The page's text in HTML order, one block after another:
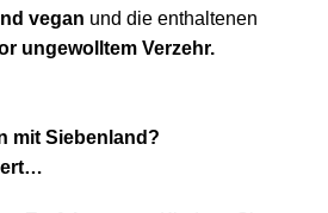
vegan und die enthaltenen
ungewolltem Verzehr.
mit Siebenland?